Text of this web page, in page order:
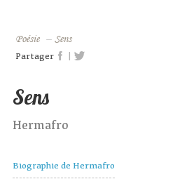
Poésie – Sens
Partager |
Sens
Hermafro
Biographie de Hermafro